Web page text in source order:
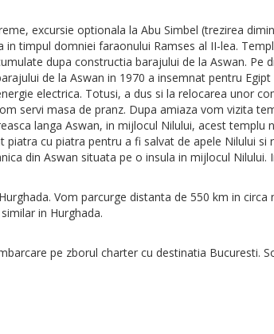
excursie optionala la Abu Simbel (trezirea
timpul domniei faraonului Ramses al II-lea.
dupa constructia barajului de la Aswan.
de la Aswan in 1970 a insemnat pentru
electrica. Totusi, a dus si la relocarea unor
servi masa de pranz. Dupa amiaza vom vizita
langa Aswan, in mijlocul Nilului, acest
cu piatra pentru a fi salvat de apele Nilului
din Aswan situata pe o insula in mijlocul Nilului.
Vom parcurge distanta de 550 km in
in Hurghada.
pe zborul charter cu destinatia Bucuresti.